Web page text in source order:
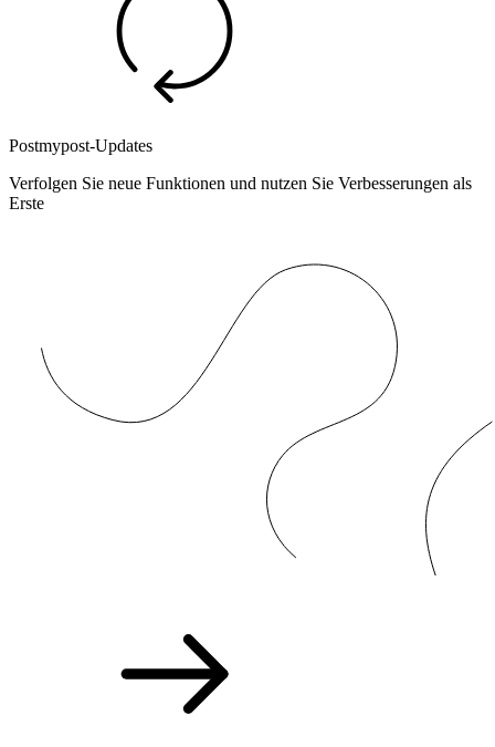
Postmypost-Updates
Verfolgen Sie neue Funktionen und nutzen Sie Verbesserungen als
Erste